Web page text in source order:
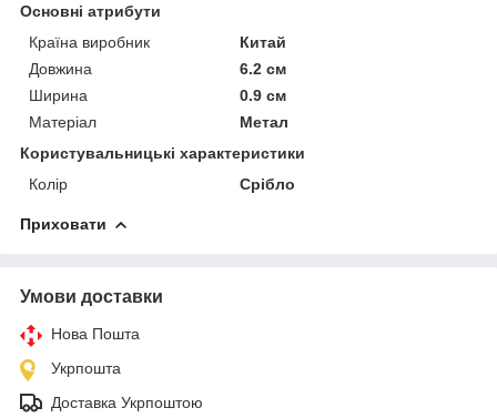
Основні атрибути
Країна виробник
Китай
Довжина
6.2 см
Ширина
0.9 см
Матеріал
Метал
Користувальницькі характеристики
Колір
Срібло
Приховати
Умови доставки
Нова Пошта
Укрпошта
Доставка Укрпоштою